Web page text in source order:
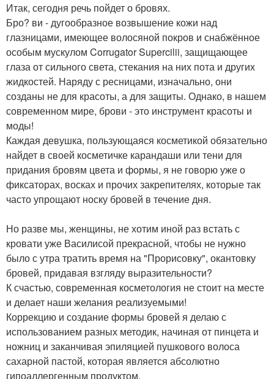
Итак, сегодня речь пойдет о бровях.
Бро? ви - дугообразное возвышение кожи над
глазницами, имеющее волосяной покров и снабжённое
особым мускулом Corrugator Supercilii, защищающее
глаза от сильного света, стекания на них пота и других
жидкостей. Наряду с ресницами, изначально, они
созданы не для красоты, а для защиты. Однако, в нашем
современном мире, брови - это инструмент красоты и
моды!
Каждая девушка, пользующаяся косметикой обязательно
найдет в своей косметичке карандаши или тени для
придания бровям цвета и формы, я не говорю уже о
фиксаторах, восках и прочих закрепителях, которые так
часто упрощают носку бровей в течение дня.
Но разве мы, женщины, не хотим иной раз встать с
кровати уже Василисой прекрасной, чтобы не нужно
было с утра тратить время на "Прорисовку", окантовку
бровей, придавая взгляду выразительности?
К счастью, современная косметология не стоит на месте
и делает наши желания реализуемыми!
Коррекцию и создание формы бровей я делаю с
использованием разных методик, начиная от пинцета и
ножниц и заканчивая эпиляцией пушкового волоса
сахарной пастой, которая является абсолютно
гипоаллергенным продуктом.